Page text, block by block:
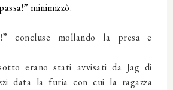
minimizzò.
concluse mollando la presa e
erano stati avvisati da Jag di
data la furia con cui la ragazza